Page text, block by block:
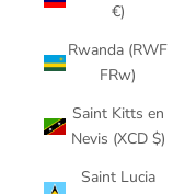
€)
Rwanda (RWF
FRw)
Saint Kitts en
Nevis (XCD $)
Saint Lucia